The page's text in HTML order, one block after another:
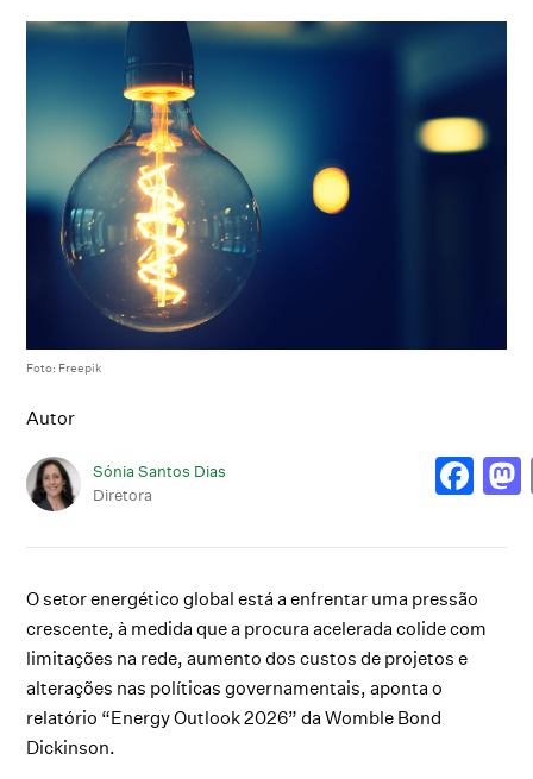
Foto: Freepik
Autor
Sónia Santos Dias
Diretora
O setor energético global está a enfrentar uma pressão
crescente, à medida que a procura acelerada colide com
limitações na rede, aumento dos custos de projetos e
alterações nas políticas governamentais, aponta o
relatório “Energy Outlook 2026” da Womble Bond
Dickinson.